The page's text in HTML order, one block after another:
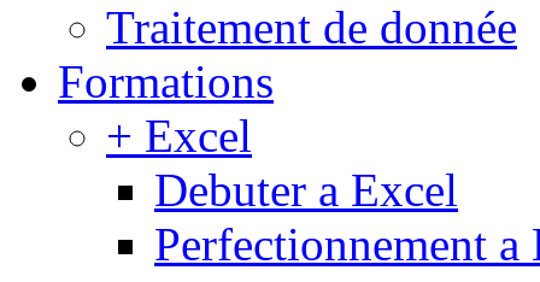
Traitement de donnée
Formations
+ Excel
Debuter a Excel
Perfectionnement a